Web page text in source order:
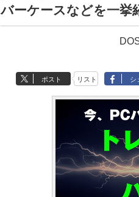
バーケースなどを一挙
ポスト リスト シ